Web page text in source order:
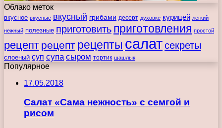
Облако меток
вкусное вкусные вкусный грибами десерт духовке курицей легкий
нежный полезные приготовить приготовления простой
рецепт рецепт рецепты салатсекреты
слоеный суп супа сыром тортик шашлык
Популярное
17.05.2018
Салат «Сама нежность» с семгой и
рисом